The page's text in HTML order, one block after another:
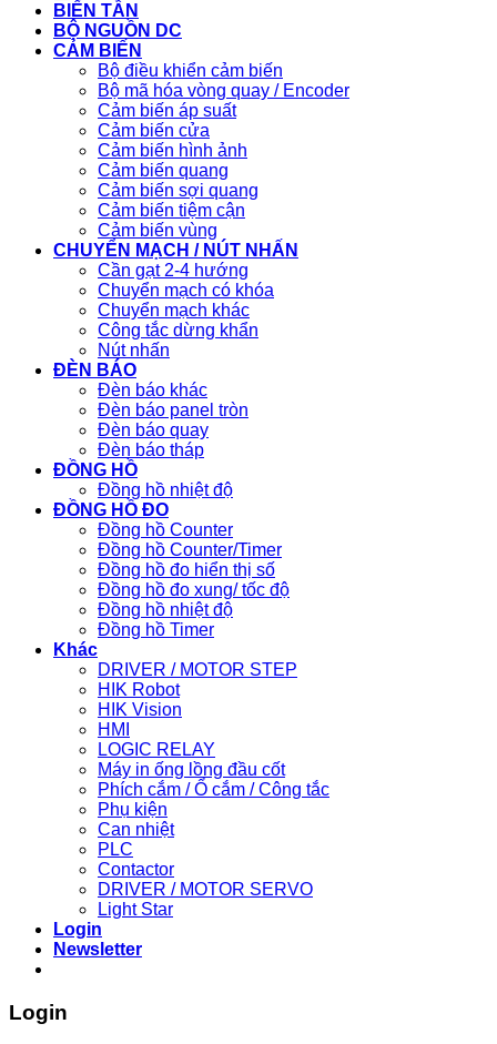
BIẾN TẦN
BỘ NGUỒN DC
CẢM BIẾN
Bộ điều khiển cảm biến
Bộ mã hóa vòng quay / Encoder
Cảm biến áp suất
Cảm biến cửa
Cảm biến hình ảnh
Cảm biến quang
Cảm biến sợi quang
Cảm biến tiệm cận
Cảm biến vùng
CHUYỂN MẠCH / NÚT NHẤN
Cần gạt 2-4 hướng
Chuyển mạch có khóa
Chuyển mạch khác
Công tắc dừng khẩn
Nút nhấn
ĐÈN BÁO
Đèn báo khác
Đèn báo panel tròn
Đèn báo quay
Đèn báo tháp
ĐỒNG HỒ
Đồng hồ nhiệt độ
ĐỒNG HỒ ĐO
Đồng hồ Counter
Đồng hồ Counter/Timer
Đồng hồ đo hiển thị số
Đồng hồ đo xung/ tốc độ
Đồng hồ nhiệt độ
Đồng hồ Timer
Khác
DRIVER / MOTOR STEP
HIK Robot
HIK Vision
HMI
LOGIC RELAY
Máy in ống lồng đầu cốt
Phích cắm / Ổ cắm / Công tắc
Phụ kiện
Can nhiệt
PLC
Contactor
DRIVER / MOTOR SERVO
Light Star
Login
Newsletter
Login